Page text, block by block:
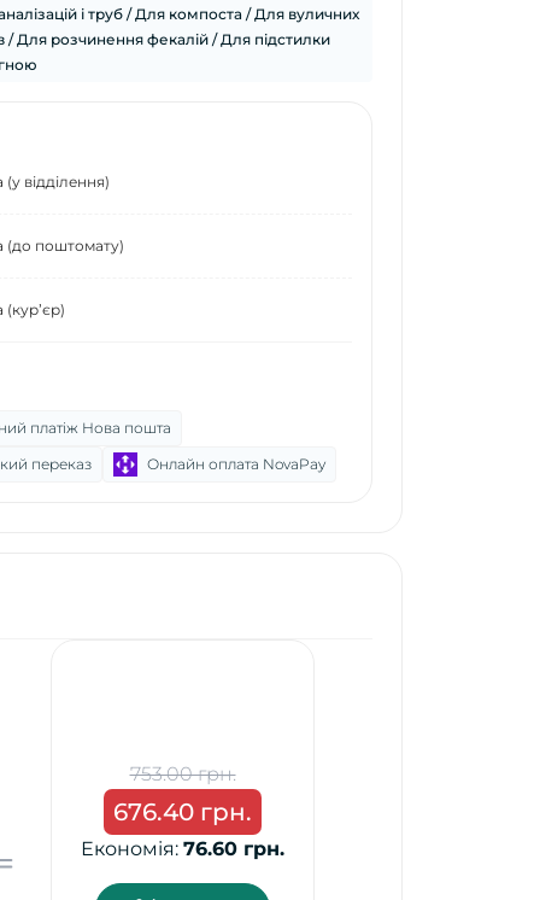
і труб / Для компоста / Для вуличних
/ Для розчинення фекалій / Для підстилки
відділення)
(до поштомату)
платіж Нова пошта
переказ
Онлайн оплата NovaPay
753.00 грн.
676.40 грн.
Економія: 76.60 грн.